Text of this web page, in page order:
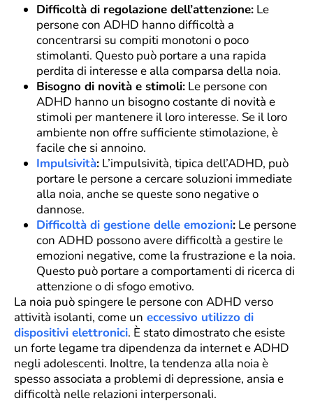
Difficoltà di regolazione dell’attenzione: Le
persone con ADHD hanno difficoltà a
concentrarsi su compiti monotoni o poco
stimolanti. Questo può portare a una rapida
perdita di interesse e alla comparsa della noia.
Bisogno di novità e stimoli: Le persone con
ADHD hanno un bisogno costante di novità e
stimoli per mantenere il loro interesse. Se il loro
ambiente non offre sufficiente stimolazione, è
facile che si annoino.
Impulsività: L’impulsività, tipica dell’ADHD, può
portare le persone a cercare soluzioni immediate
alla noia, anche se queste sono negative o
dannose.
Difficoltà di gestione delle emozioni: Le persone
con ADHD possono avere difficoltà a gestire le
emozioni negative, come la frustrazione e la noia.
Questo può portare a comportamenti di ricerca di
attenzione o di sfogo emotivo.
La noia può spingere le persone con ADHD verso
attività isolanti, come un eccessivo utilizzo di
dispositivi elettronici. È stato dimostrato che esiste
un forte legame tra dipendenza da internet e ADHD
negli adolescenti. Inoltre, la tendenza alla noia è
spesso associata a problemi di depressione, ansia e
difficoltà nelle relazioni interpersonali.